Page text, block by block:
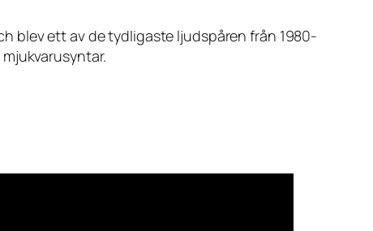
blev ett av de tydligaste ljudspåren från 1980-